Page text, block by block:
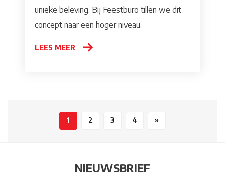
unieke beleving. Bij Feestburo tillen we dit
concept naar een hoger niveau.
LEES MEER
1 2 3 4 »
NIEUWSBRIEF